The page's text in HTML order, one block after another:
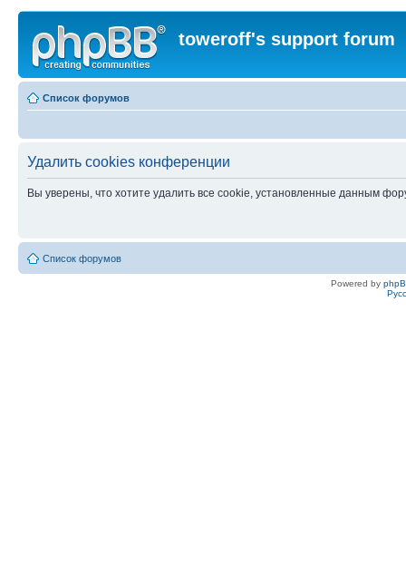
toweroff's support forum
Список форумов
Удалить cookies конференции
Вы уверены, что хотите удалить все cookie, установленные данным
Список форумов
Powered by